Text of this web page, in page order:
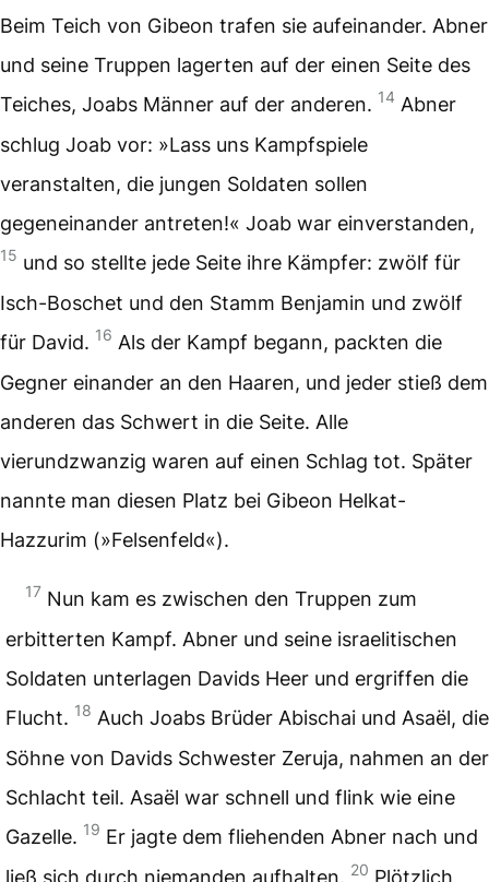
Beim Teich von Gibeon trafen sie aufeinander. Abner
und seine Truppen lagerten auf der einen Seite des
Teiches, Joabs Männer auf der anderen. 14 Abner
schlug Joab vor: »Lass uns Kampfspiele
veranstalten, die jungen Soldaten sollen
gegeneinander antreten!« Joab war einverstanden,
15 und so stellte jede Seite ihre Kämpfer: zwölf für
Isch-Boschet und den Stamm Benjamin und zwölf
für David. 16 Als der Kampf begann, packten die
Gegner einander an den Haaren, und jeder stieß dem
anderen das Schwert in die Seite. Alle
vierundzwanzig waren auf einen Schlag tot. Später
nannte man diesen Platz bei Gibeon Helkat-
Hazzurim (»Felsenfeld«).
17 Nun kam es zwischen den Truppen zum
erbitterten Kampf. Abner und seine israelitischen
Soldaten unterlagen Davids Heer und ergriffen die
Flucht. 18 Auch Joabs Brüder Abischai und Asaël, die
Söhne von Davids Schwester Zeruja, nahmen an der
Schlacht teil. Asaël war schnell und flink wie eine
Gazelle. 19 Er jagte dem fliehenden Abner nach und
ließ sich durch niemanden aufhalten. 20 Plötzlich